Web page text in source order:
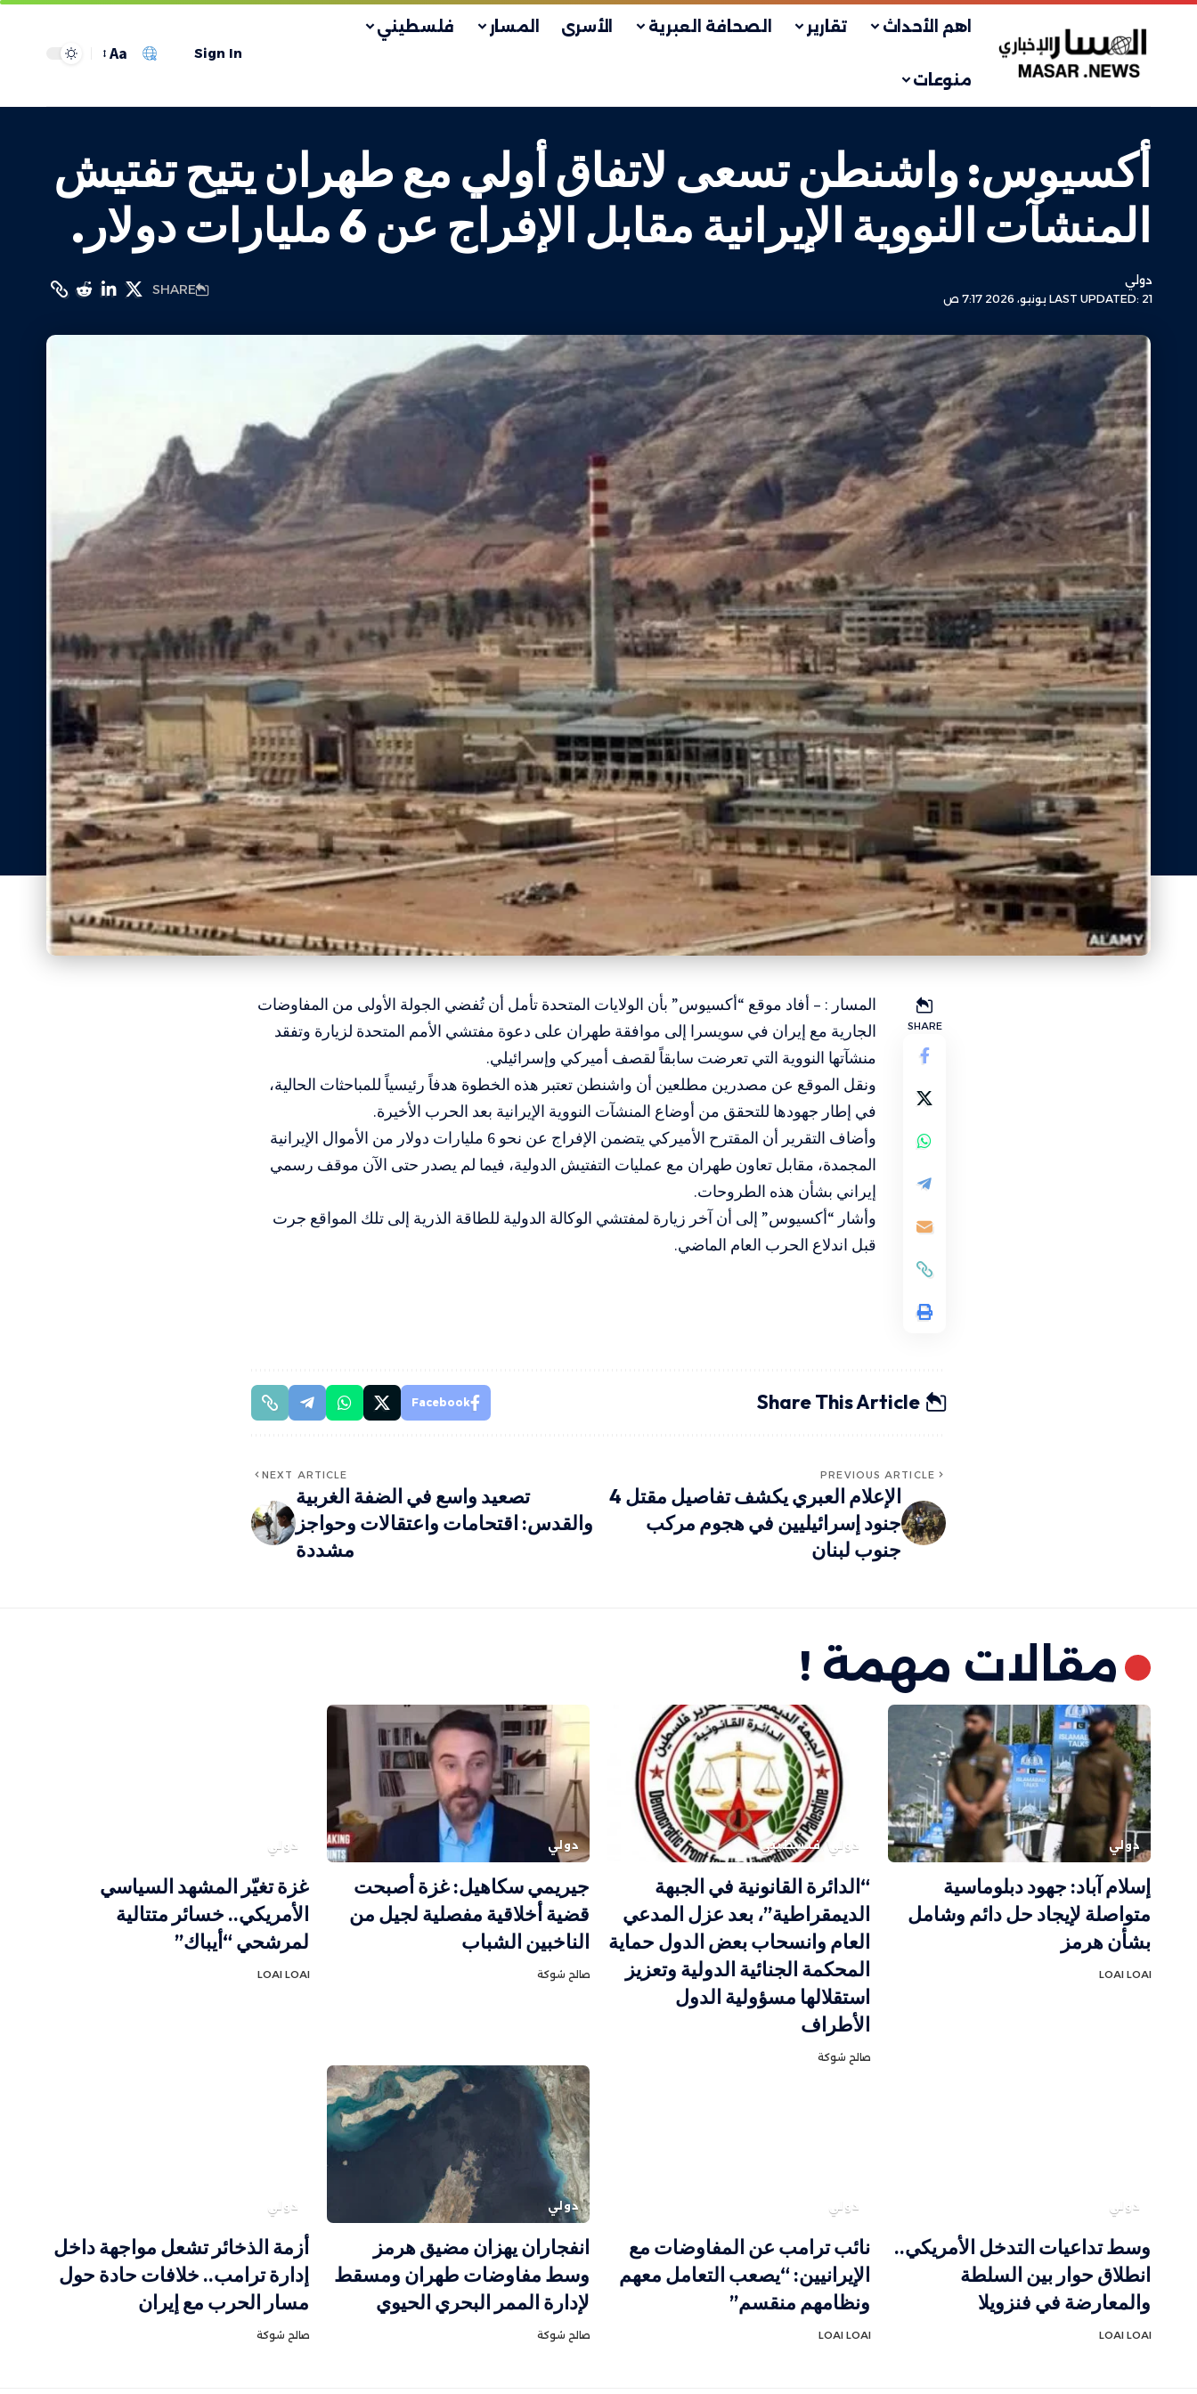
اهم الأحداث تقارير الصحافة العبرية الأسرى المسار فلسطيني
منوعات
Sign In
Aa
أكسيوس: واشنطن تسعى لاتفاق أولي مع طهران يتيح تفتيش
المنشآت النووية الإيرانية مقابل الإفراج عن 6 مليارات دولار.
LAST UPDATED: 21 يونيو، 2026 7:17 ص
دولي
SHARE
SHARE
المسار : – أفاد موقع “أكسيوس” بأن الولايات المتحدة تأمل أن تُفضي الجولة الأولى من المفاوضات
الجارية مع إيران في سويسرا إلى موافقة طهران على دعوة مفتشي الأمم المتحدة لزيارة وتفقد
منشآتها النووية التي تعرضت سابقاً لقصف أميركي وإسرائيلي.
ونقل الموقع عن مصدرين مطلعين أن واشنطن تعتبر هذه الخطوة هدفاً رئيسياً للمباحثات الحالية،
في إطار جهودها للتحقق من أوضاع المنشآت النووية الإيرانية بعد الحرب الأخيرة.
وأضاف التقرير أن المقترح الأميركي يتضمن الإفراج عن نحو 6 مليارات دولار من الأموال الإيرانية
المجمدة، مقابل تعاون طهران مع عمليات التفتيش الدولية، فيما لم يصدر حتى الآن موقف رسمي
إيراني بشأن هذه الطروحات.
وأشار “أكسيوس” إلى أن آخر زيارة لمفتشي الوكالة الدولية للطاقة الذرية إلى تلك المواقع جرت
قبل اندلاع الحرب العام الماضي.
Share This Article
Facebook
PREVIOUS ARTICLE
الإعلام العبري يكشف تفاصيل مقتل 4
جنود إسرائيليين في هجوم مركب
جنوب لبنان
NEXT ARTICLE
تصعيد واسع في الضفة الغربية
والقدس: اقتحامات واعتقالات وحواجز
مشددة
مقالات مهمة !
دولي
إسلام آباد: جهود دبلوماسية
متواصلة لإيجاد حل دائم وشامل
بشأن هرمز
LOAI LOAI
دولي فلسطيني
“الدائرة القانونية في الجبهة
الديمقراطية”، بعد عزل المدعي
العام وانسحاب بعض الدول حماية
المحكمة الجنائية الدولية وتعزيز
استقلالها مسؤولية الدول
الأطراف
صالح شوكة
دولي
جيريمي سكاهيل: غزة أصبحت
قضية أخلاقية مفصلية لجيل من
الناخبين الشباب
صالح شوكة
دولي
غزة تغيّر المشهد السياسي
الأمريكي.. خسائر متتالية
لمرشحي “أيباك”
LOAI LOAI
دولي
وسط تداعيات التدخل الأمريكي..
انطلاق حوار بين السلطة
والمعارضة في فنزويلا
LOAI LOAI
دولي
نائب ترامب عن المفاوضات مع
الإيرانيين: “يصعب التعامل معهم
ونظامهم منقسم”
LOAI LOAI
دولي
انفجاران يهزان مضيق هرمز
وسط مفاوضات طهران ومسقط
لإدارة الممر البحري الحيوي
صالح شوكة
دولي
أزمة الذخائر تشعل مواجهة داخل
إدارة ترامب.. خلافات حادة حول
مسار الحرب مع إيران
صالح شوكة